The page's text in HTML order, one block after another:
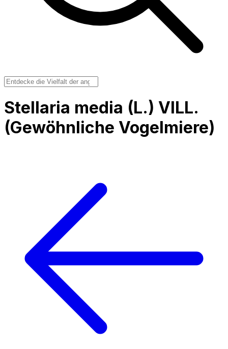
Stellaria media (L.) VILL.
(Gewöhnliche Vogelmiere)